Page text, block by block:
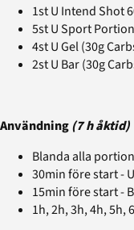
1st U Intend Shot
5st U Sport
4st U Gel (30g
2st U Bar (30g
Användning(7 h åktid)
Blanda alla
30min före start -
15min före start -
1h, 2h, 3h, 4h, 5h,